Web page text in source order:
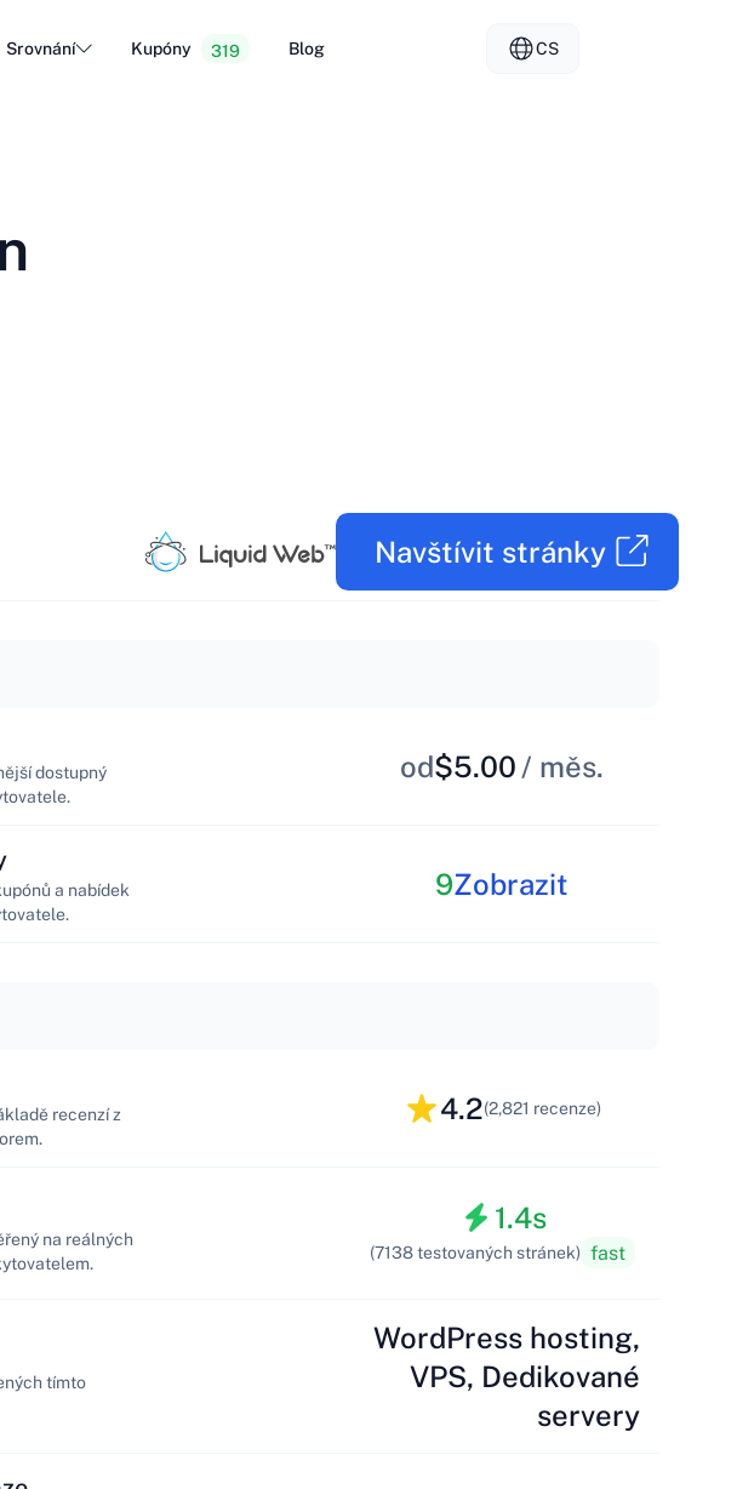
Srovnání Kupóny 319 Blog CS
Navštívit stránky
dostupný
od$5.00 / měs.
a nabídek
9Zobrazit
recenzí z
4.2(2,821 recenze)
na reálných
1.4s
(7138 testovaných stránek) fast
tímto
WordPress hosting,
VPS, Dedikované
servery